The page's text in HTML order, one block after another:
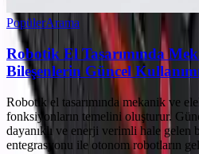
PopülerArama
Robotik El Tasarımında
Bileşenlerin Güncel
Robotik el tasarımında mekanik ve
fonksiyonların temelini oluşturur.
dayanıklı ve enerji verimli hale gelen
entegrasyonu ile otonom robotların